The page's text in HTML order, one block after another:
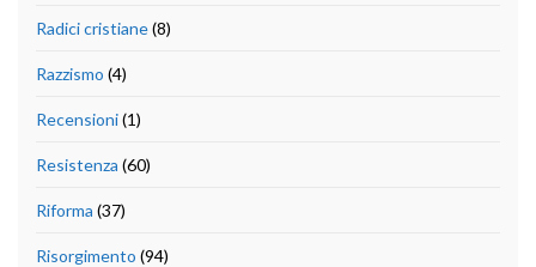
Radici cristiane(8)
Razzismo (4)
Recensioni(1)
Resistenza (60)
Riforma (37)
Risorgimento (94)